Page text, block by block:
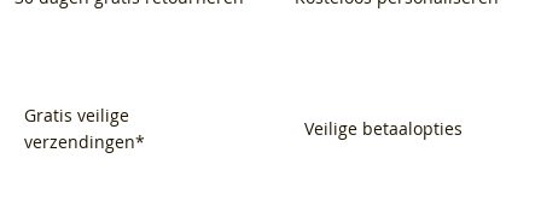
Gratis veilige
verzendingen*
Veilige betaalopties